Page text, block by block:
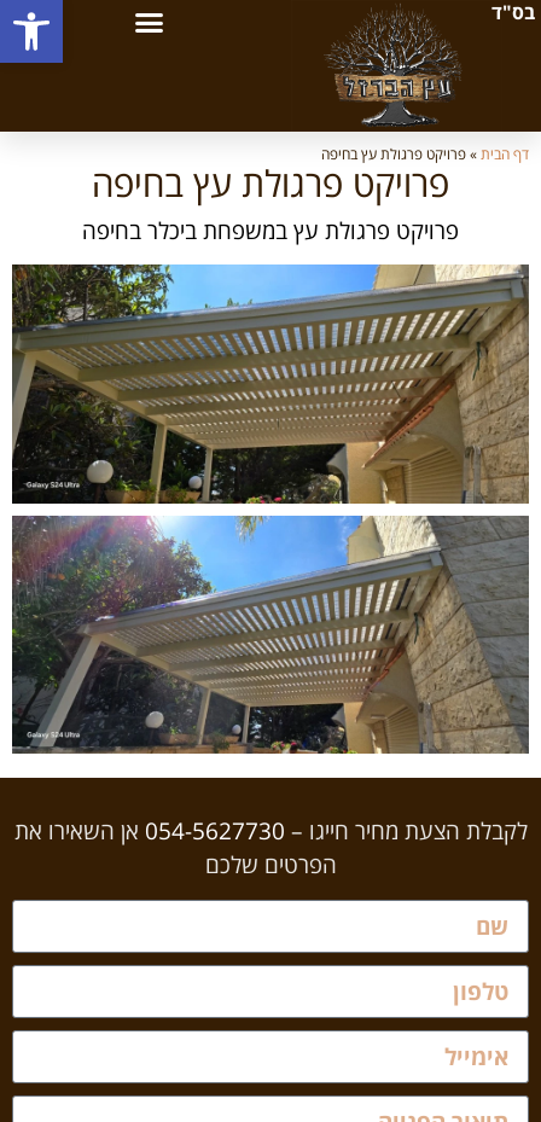
פתח בס"ד
דף הבית»פרויקט פרגולת עץ בחיפה
פרויקט פרגולת עץ בחיפה
פרויקט פרגולת עץ במשפחת ביכלר בחיפה
לקבלת הצעת מחיר חייגו –
אן השאירו את
הפרטים שלכם